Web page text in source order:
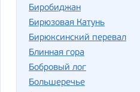
Биробиджан
Бирюзовая Катунь
Бирюксинский перевал
Блинная гора
Бобровый лог
Большеречье